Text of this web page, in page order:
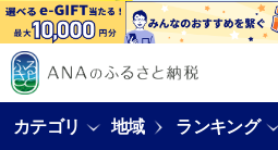
カテゴリ 地域 ランキング